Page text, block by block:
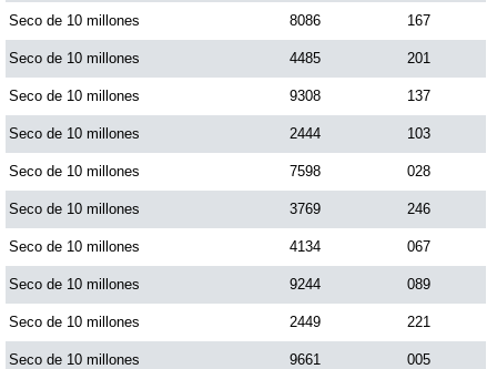
Saman de la suerte
Sinuano Día
Sinuano Noche
Super Chontico Noche
Seco de 10 millones 8086 167
Seco de 10 millones 4485 201
Seco de 10 millones 9308 137
Seco de 10 millones 2444 103
Seco de 10 millones 7598 028
Seco de 10 millones 3769 246
Seco de 10 millones 4134 067
Seco de 10 millones 9244 089
Seco de 10 millones 2449 221
Seco de 10 millones 9661 005